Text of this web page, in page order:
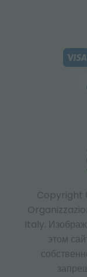
Copyright
Italy.
этом